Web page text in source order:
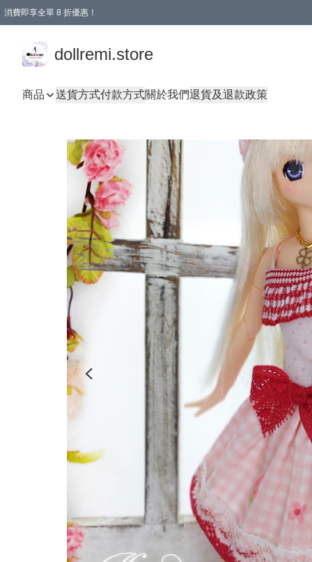
消費即享全單 8 折優惠！
dollremi.store
商品 送貨方式付款方式關於我們退貨及退款政策